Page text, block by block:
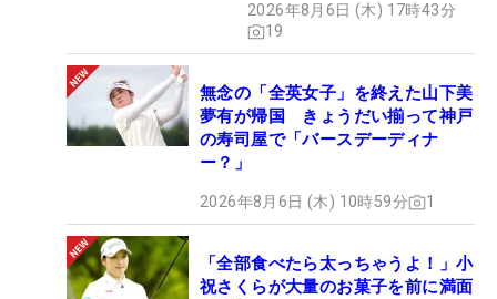
2026年8月6日 (木) 17時43分
19
無念の「全英女子」を終えた山下美
夢有が帰国 きょうだい揃って神戸
の寿司屋で「バースデーディナ
ー？」
2026年8月6日 (木) 10時59分 1
「全部食べたら太っちゃうよ！」小
祝さくらが大量のお菓子を前に満面